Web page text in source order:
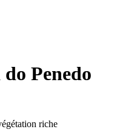
Penedo
riche